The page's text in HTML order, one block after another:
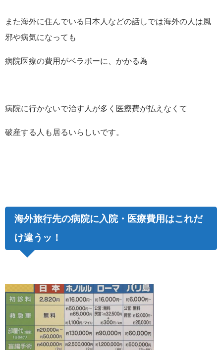
また海外に住んでいる日本人などの話しでは海外の人は風
邪や病気になっても
病院医療の費用がベラボーに、かかる為
病院に行かないで治す人が多く医療費が払えなくて
破産する人も居るいらしいです。
海外旅行先の病院に入院・医療費用はこれだ
け違うッ！